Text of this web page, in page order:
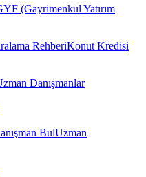
(Gayrimenkul Yatırım
RehberiKonut Kredisi
Danışmanlar
BulUzman